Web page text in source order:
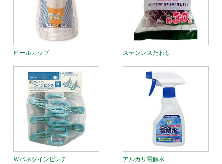
ビールカップ ステンレスたわし
Ｗバネツインピンチ アルカリ電解水